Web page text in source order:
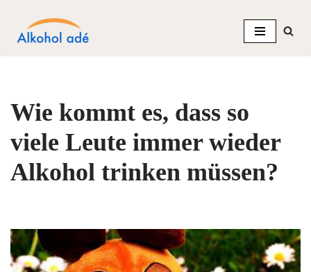
Zum
Wie kommt es, dass so
viele Leute immer wieder
Alkohol trinken müssen?